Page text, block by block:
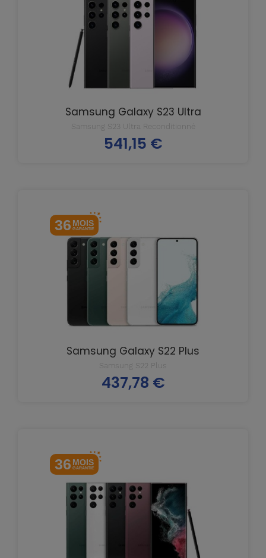
Samsung Galaxy S23 Ultra
Samsung S23 Ultra Reconditionné
Prix
541,15 €
36 MOIS
GARANTIE
Samsung Galaxy S22 Plus
Samsung S22 Plus
Prix
437,78 €
36 MOIS
GARANTIE